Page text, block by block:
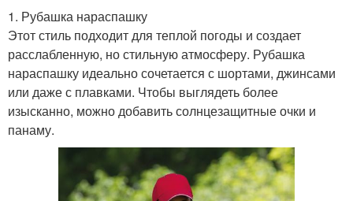
1. Рубашка нараспашку
Этот стиль подходит для теплой погоды и создает
расслабленную, но стильную атмосферу. Рубашка
нараспашку идеально сочетается с шортами, джинсами
или даже с плавками. Чтобы выглядеть более
изысканно, можно добавить солнцезащитные очки и
панаму.